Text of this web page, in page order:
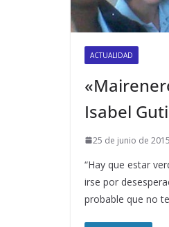
ACTUALIDAD
Isabel
25 de junio de 2015
“Hay que estar
irse por
probable que no